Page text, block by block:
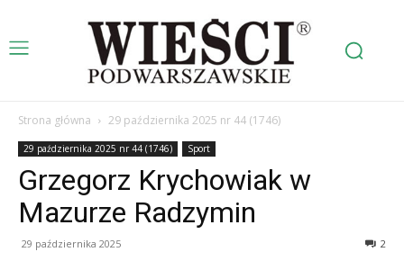
Strona główna 29 października 2025 nr 44 (1746)
29 października 2025 nr 44 (1746) Sport
Grzegorz Krychowiak w
Mazurze Radzymin
29 października 2025 2